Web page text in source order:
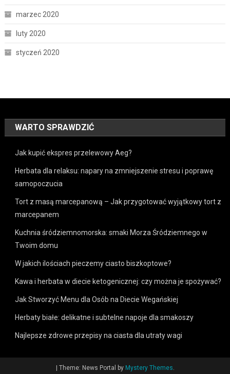
marzec 2020
luty 2020
styczeń 2020
WARTO SPRAWDZIĆ
Jak kupić ekspres przelewowy Aeg?
Herbata dla relaksu: napary na zmniejszenie stresu i poprawę
samopoczucia
Tort z masą marcepanową – Jak przygotować wyjątkowy tort z
marcepanem
Kuchnia śródziemnomorska: smaki Morza Śródziemnego w
Twoim domu
W jakich ilościach pieczemy ciasto biszkoptowe?
Kawa i herbata w diecie ketogenicznej: czy można je spożywać?
Jak Stworzyć Menu dla Osób na Diecie Wegańskiej
Herbaty białe: delikatne i subtelne napoje dla smakoszy
Najlepsze zdrowe przepisy na ciasta dla utraty wagi
| Theme: News Portal by Mystery Themes